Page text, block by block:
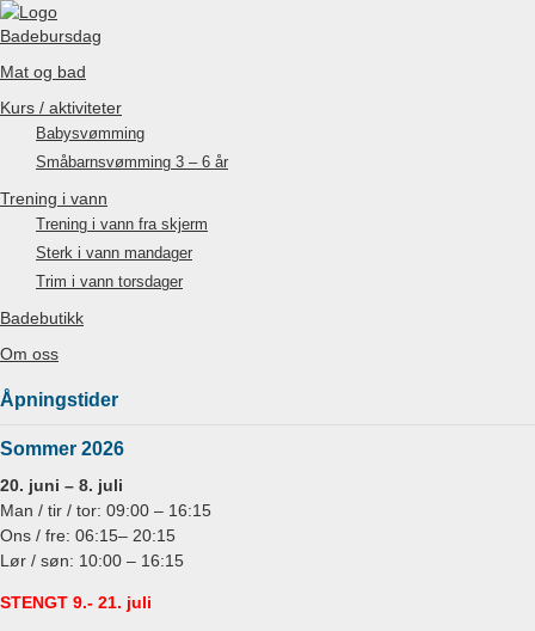
Badebursdag
Mat og bad
Kurs / aktiviteter
Babysvømming
Småbarnsvømming 3 – 6 år
Trening i vann
Trening i vann fra skjerm
Sterk i vann mandager
Trim i vann torsdager
Badebutikk
Om oss
Åpningstider
Sommer 2026
20. juni – 8. juli
Man / tir / tor: 09:00 – 16:15
Ons / fre: 06:15– 20:15
Lør / søn: 10:00 – 16:15
STENGT 9.- 21. juli